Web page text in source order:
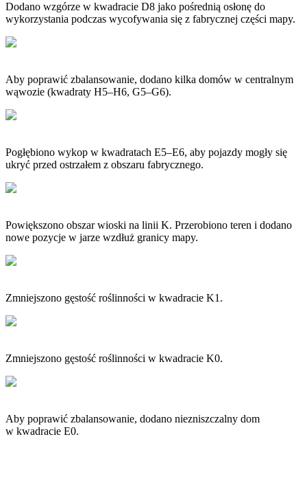
Dodano wzgórze w kwadracie D8 jako pośrednią osłonę do
wykorzystania podczas wycofywania się z fabrycznej części mapy.
Aby poprawić zbalansowanie, dodano kilka domów w centralnym
wąwozie (kwadraty H5–H6, G5–G6).
Pogłębiono wykop w kwadratach E5–E6, aby pojazdy mogły się
ukryć przed ostrzałem z obszaru fabrycznego.
Powiększono obszar wioski na linii K. Przerobiono teren i dodano
nowe pozycje w jarze wzdłuż granicy mapy.
Zmniejszono gęstość roślinności w kwadracie K1.
Zmniejszono gęstość roślinności w kwadracie K0.
Aby poprawić zbalansowanie, dodano niezniszczalny dom
w kwadracie E0.